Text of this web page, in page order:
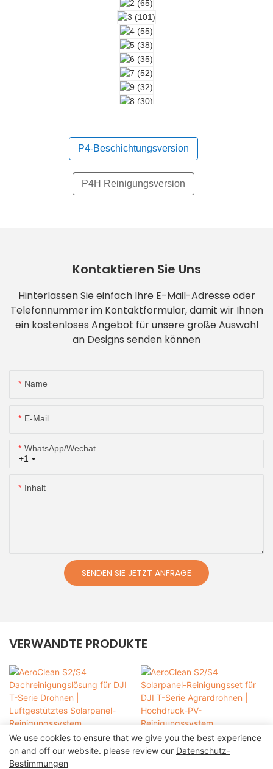
P4-Beschichtungsversion
P4H Reinigungsversion
Kontaktieren Sie Uns
Hinterlassen Sie einfach Ihre E-Mail-Adresse oder
Telefonnummer im Kontaktformular, damit wir Ihnen
ein kostenloses Angebot für unsere große Auswahl
an Designs senden können
Name
E-Mail
+1
WhatsApp/Wechat
Inhalt
SENDEN SIE JETZT ANFRAGE
VERWANDTE PRODUKTE
We use cookies to ensure that we give you the best experience
on and off our website. please review our Datenschutz-
Bestimmungen